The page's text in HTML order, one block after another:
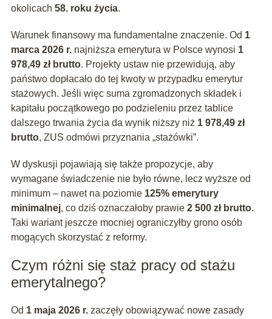
okolicach 58. roku życia.
Warunek finansowy ma fundamentalne znaczenie. Od 1
marca 2026 r.najniższa emerytura w Polsce wynosi 1
978,49 zł brutto. Projekty ustaw nie przewidują, aby
państwo dopłacało do tej kwoty w przypadku emerytur
stażowych. Jeśli więc suma zgromadzonych składek i
kapitału początkowego po podzieleniu przez tablice
dalszego trwania życia da wynik niższy niż 1 978,49 zł
brutto, ZUS odmówi przyznania „stażówki”.
W dyskusji pojawiają się także propozycje, aby
wymagane świadczenie nie było równe, lecz wyższe od
minimum – nawet na poziomie 125% emerytury
minimalnej, co dziś oznaczałoby prawie 2 500 zł brutto.
Taki wariant jeszcze mocniej ograniczyłby grono osób
mogących skorzystać z reformy.
Czym różni się staż pracy od stażu
emerytalnego?
Od 1 maja 2026 r.zaczęły obowiązywać nowe zasady